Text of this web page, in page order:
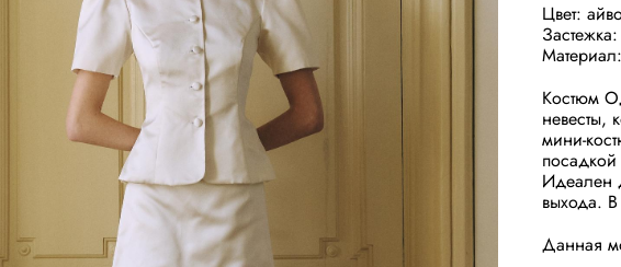
Цвет:
Костюм
невесты,
мини-
Идеален
выхода.
Данная